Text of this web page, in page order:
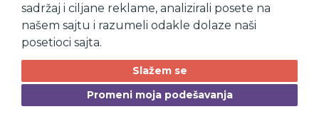
sadržaj i ciljane reklame, analizirali posete na
našem sajtu i razumeli odakle dolaze naši
posetioci sajta.
Slažem se
Promeni moja podešavanja
Početna stranica je centralno mesto na kome korisnik
upravlja sistemima, podacima i poslovnim procesima.
Prikazani su ključni podaci, statistike i obaveštenja, a brzi
pristup doprinosi efikasnosti rada.
Lista svih predmeta